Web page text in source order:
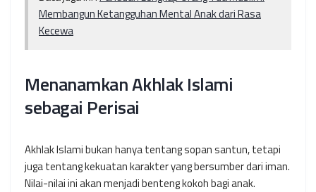
Membangun Ketangguhan Mental Anak dari Rasa
Kecewa
Menanamkan Akhlak Islami
sebagai Perisai
Akhlak Islami bukan hanya tentang sopan santun, tetapi
juga tentang kekuatan karakter yang bersumber dari iman.
Nilai-nilai ini akan menjadi benteng kokoh bagi anak.